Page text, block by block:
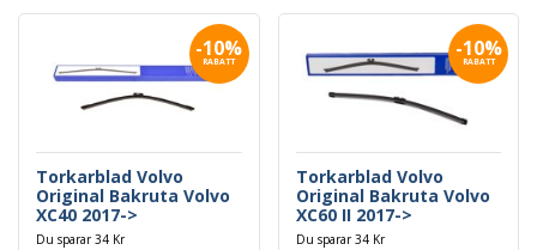
-10%
RABATT
Torkarblad Volvo
Original Bakruta Volvo
XC40 2017->
Du sparar 34 Kr
-10%
RABATT
Torkarblad Volvo
Original Bakruta Volvo
XC60 II 2017->
Du sparar 34 Kr